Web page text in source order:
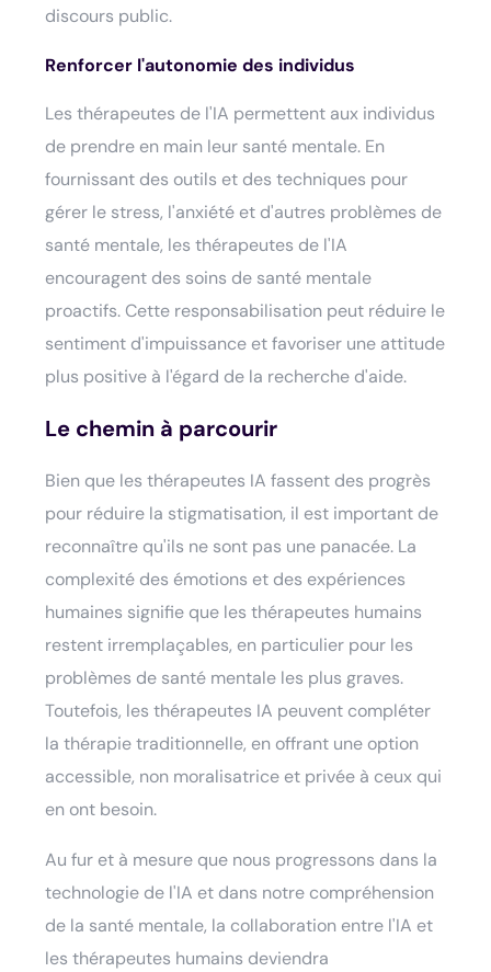
discours public.
Renforcer l'autonomie des individus
Les thérapeutes de l'IA permettent aux individus
de prendre en main leur santé mentale. En
fournissant des outils et des techniques pour
gérer le stress, l'anxiété et d'autres problèmes de
santé mentale, les thérapeutes de l'IA
encouragent des soins de santé mentale
proactifs. Cette responsabilisation peut réduire le
sentiment d'impuissance et favoriser une attitude
plus positive à l'égard de la recherche d'aide.
Le chemin à parcourir
Bien que les thérapeutes IA fassent des progrès
pour réduire la stigmatisation, il est important de
reconnaître qu'ils ne sont pas une panacée. La
complexité des émotions et des expériences
humaines signifie que les thérapeutes humains
restent irremplaçables, en particulier pour les
problèmes de santé mentale les plus graves.
Toutefois, les thérapeutes IA peuvent compléter
la thérapie traditionnelle, en offrant une option
accessible, non moralisatrice et privée à ceux qui
en ont besoin.
Au fur et à mesure que nous progressons dans la
technologie de l'IA et dans notre compréhension
de la santé mentale, la collaboration entre l'IA et
les thérapeutes humains deviendra